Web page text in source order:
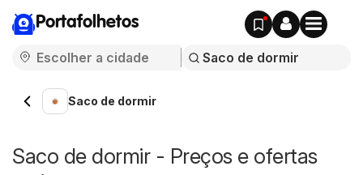
Portafolhetos
Saco de dormir
Saco de dormir - Preços e ofertas